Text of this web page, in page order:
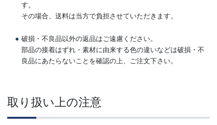
す。
その場合、送料は当方で負担させていただきます。
破損・不良品以外の返品はご遠慮ください。
部品の接着はずれ・素材に由来する色の違いなどは破損・不
良品にあたらないことを確認の上、ご注文下さい。
取り扱い上の注意